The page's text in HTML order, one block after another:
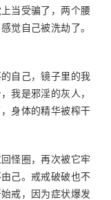
当受骗了，两个腰
觉自己被洗劫了。
自己，镜子里的我
我是邪淫的灰人，
身体的精华被榨干
怪圈，再次被它牢
己。戒戒破破也不
戒，因为症状爆发